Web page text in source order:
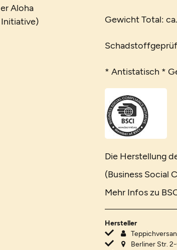
Aloha
Initiative)
Gewicht Total:
* Antistatisch *
Die Herstellung
(Business Social
Mehr Infos zu
Hersteller
Berliner Str.